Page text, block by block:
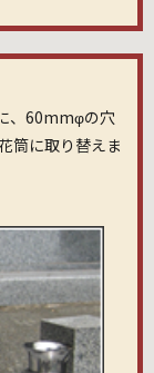
、60mmφの穴
筒に取り替えま